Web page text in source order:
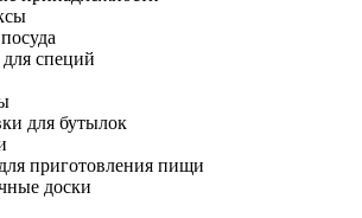
специй
для бутылок
приготовления пищи
доски